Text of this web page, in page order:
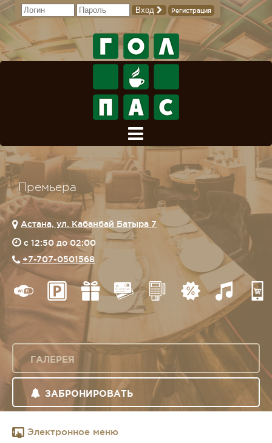
Вход Регистрация
Премьера
Астана, ул. Кабанбай Батыра 7
c 12:50 до 02:00
+7-707-0501568
ГАЛЕРЕЯ
ЗАБРОНИРОВАТЬ
Электронное меню